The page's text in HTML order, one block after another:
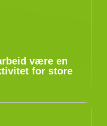
være en
for store